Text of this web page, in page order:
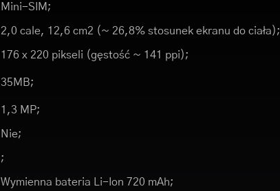
Mini-SIM;
2,0 cale, 12,6 cm2 (~ 26,8% stosunek ekranu do ciała);
176 x 220 pikseli (gęstość ~ 141 ppi);
35MB;
1,3 MP;
Nie;
;
Wymienna bateria Li-Ion 720 mAh;